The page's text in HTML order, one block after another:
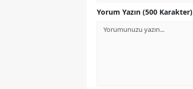
Yorum Yazın (500 Karakter)